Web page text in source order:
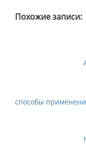
Похожие записи:
способы